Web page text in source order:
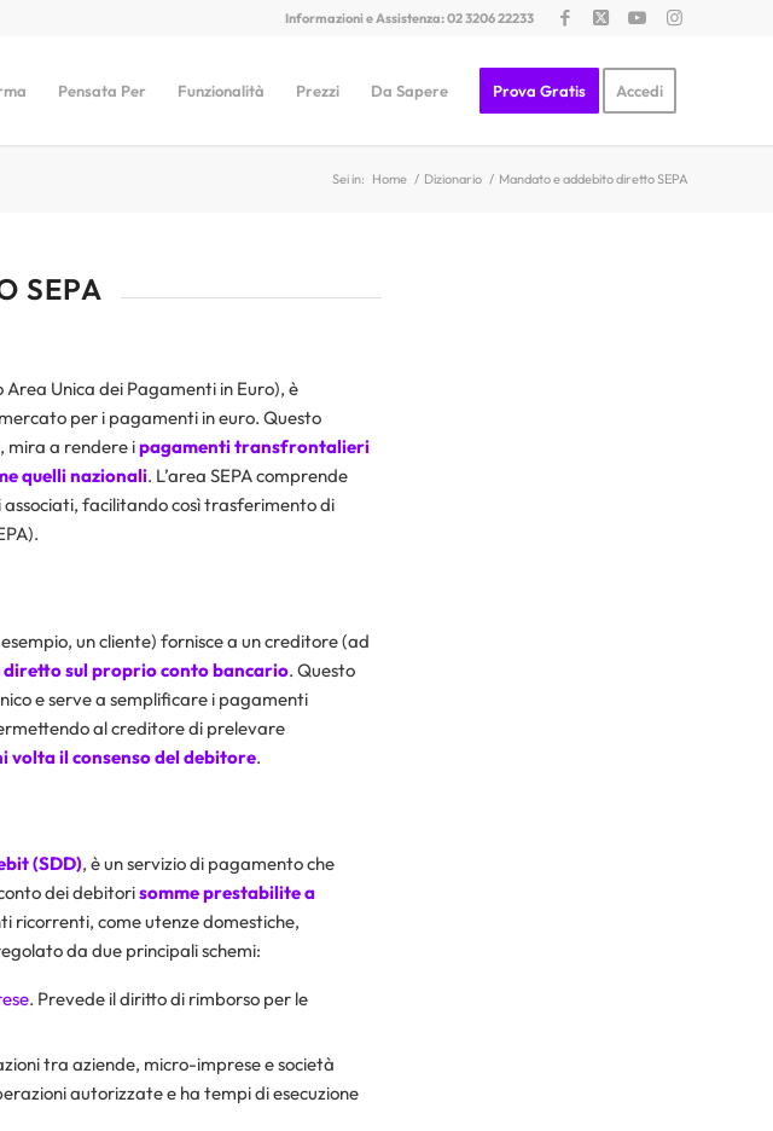
Informazioni e Assistenza: 02 3206 22233
Pensata Per Funzionalità Prezzi Da Sapere Prova Gratis Accedi
Sei in: Home / Dizionario / Mandato e addebito diretto SEPA
SEPA
Unica dei Pagamenti in Euro), è
per i pagamenti in euro. Questo
mira a rendere ipagamenti transfrontalieri
quelli nazionali. L’area SEPA comprende
associati, facilitando così trasferimento di
un cliente) fornisce a un creditore (ad
diretto sul proprio conto bancario. Questo
e serve a semplificare i pagamenti
al creditore di prelevare
volta il consenso del debitore.
(SDD), è un servizio di pagamento che
dei debitorisomme prestabilite a
ricorrenti, come utenze domestiche,
da due principali schemi:
. Prevede il diritto di rimborso per le
tra aziende, micro-imprese e società
autorizzate e ha tempi di esecuzione